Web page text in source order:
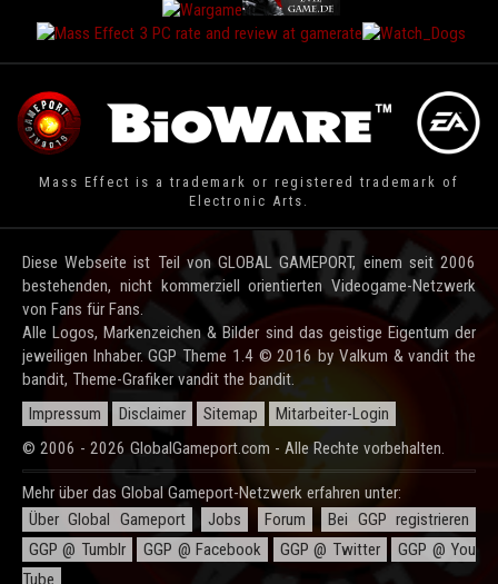
Mass Effect is a trademark or registered trademark of
Electronic Arts.
Diese Webseite ist Teil von GLOBAL GAMEPORT, einem seit 2006
bestehenden, nicht kommerziell orientierten Videogame-Netzwerk
von Fans für Fans.
Alle Logos, Markenzeichen & Bilder sind das geistige Eigentum der
jeweiligen Inhaber. GGP Theme 1.4 © 2016 by Valkum & vandit the
bandit, Theme-Grafiker vandit the bandit.
Impressum
Disclaimer Sitemap
Mitarbeiter-Login
© 2006 - 2026 GlobalGameport.com - Alle Rechte vorbehalten.
Mehr über das Global Gameport-Netzwerk erfahren unter:
Über Global Gameport
Jobs Forum
Bei GGP registrieren
GGP @ Tumblr
GGP @ Facebook GGP @ Twitter
GGP @ You
Tube